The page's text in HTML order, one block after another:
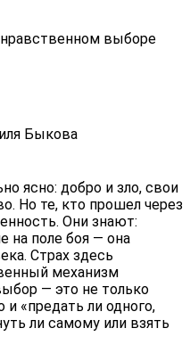
выборе
ясно: добро и зло, свои
Но те, кто прошел через
Они знают:
на поле боя — она
Страх здесь
механизм
— это не только
и «предать ли одного,
ли самому или взять